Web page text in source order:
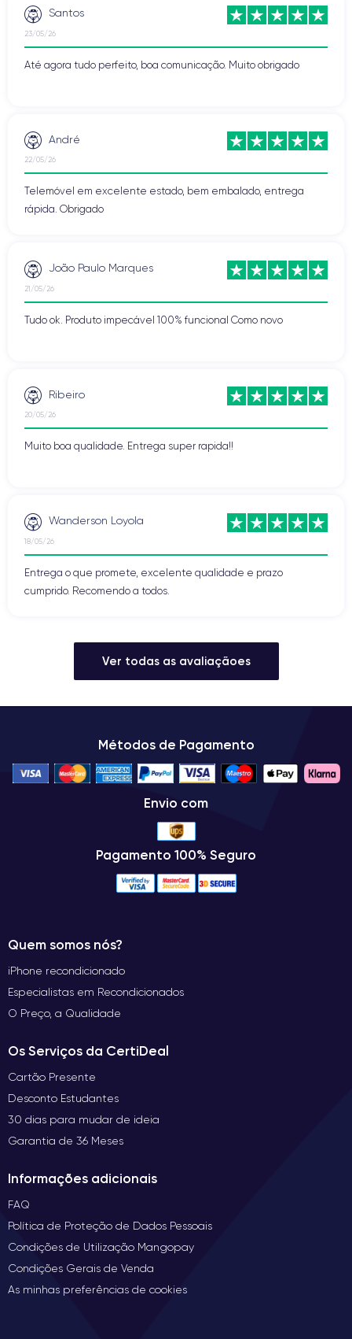
Santos
23/05/26
Até agora tudo perfeito, boa comunicação. Muito obrigado
André
22/05/26
Telemóvel em excelente estado, bem embalado, entrega
rápida. Obrigado
João Paulo Marques
21/05/26
Tudo ok. Produto impecável 100% funcional Como novo
Ribeiro
20/05/26
Muito boa qualidade. Entrega super rapida!!
Wanderson Loyola
18/05/26
Entrega o que promete, excelente qualidade e prazo
cumprido. Recomendo a todos.
Ver todas as avaliaçãoes
Métodos de Pagamento
Envio com
Pagamento 100% Seguro
Quem somos nós?
iPhone recondicionado
Especialistas em Recondicionados
O Preço, a Qualidade
Os Serviços da CertiDeal
Cartão Presente
Desconto Estudantes
30 dias para mudar de ideia
Garantia de 36 Meses
Informações adicionais
FAQ
Política de Proteção de Dados Pessoais
Condições de Utilização Mangopay
Condições Gerais de Venda
As minhas preferências de cookies